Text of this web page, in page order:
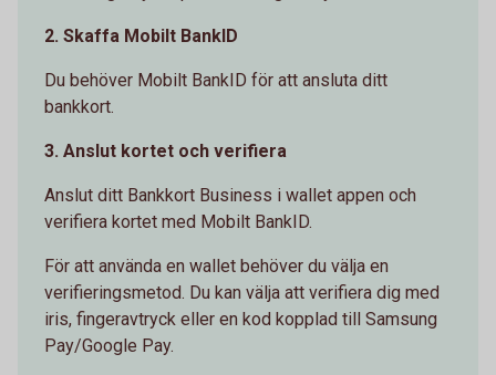
2. Skaffa Mobilt BankID
Du behöver Mobilt BankID för att ansluta ditt
bankkort.
3. Anslut kortet och verifiera
Anslut ditt Bankkort Business i wallet appen och
verifiera kortet med Mobilt BankID.
För att använda en wallet behöver du välja en
verifieringsmetod. Du kan välja att verifiera dig med
iris, fingeravtryck eller en kod kopplad till Samsung
Pay/Google Pay.